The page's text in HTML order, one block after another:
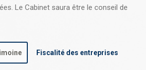
Le Cabinet saura être le conseil de
Fiscalité des entreprises